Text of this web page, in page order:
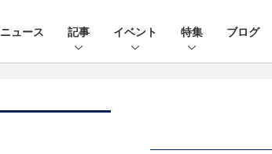
ニュース 記事 イベント 特集 ブログ